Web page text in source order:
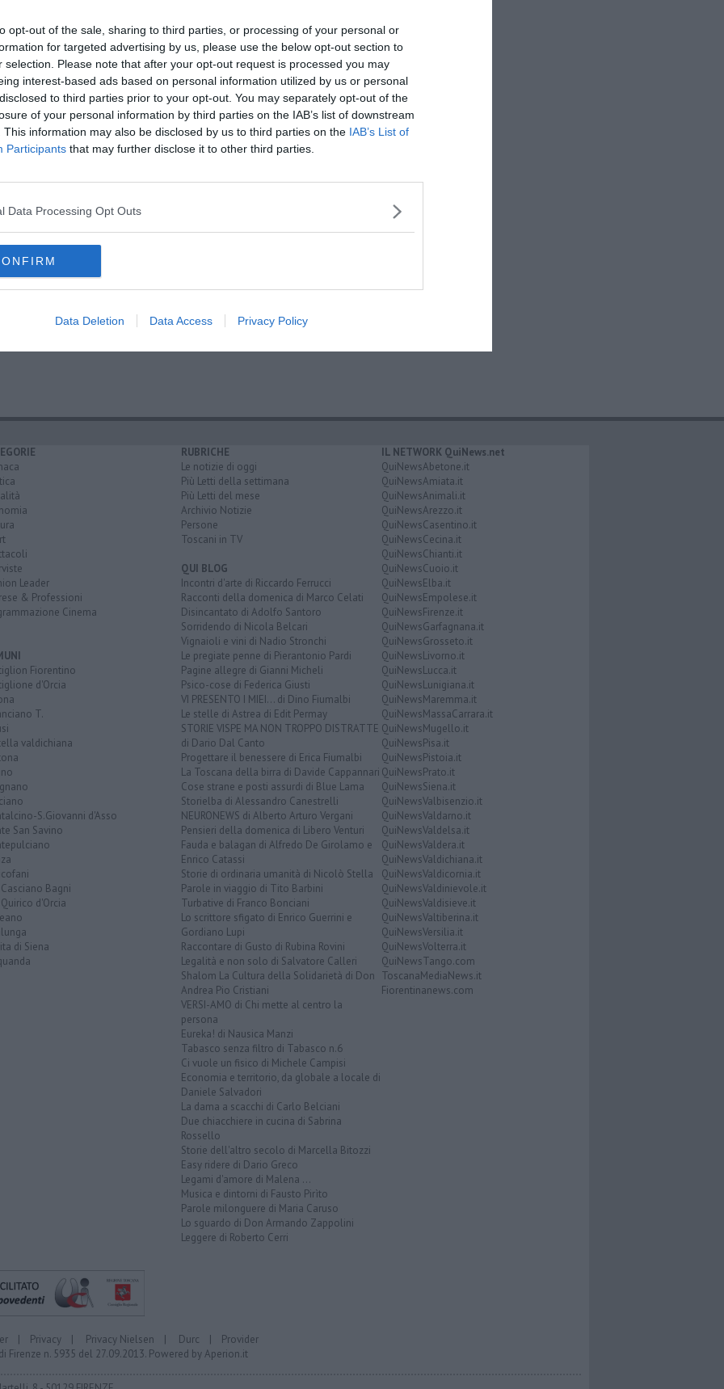
opt-out of the sale, sharing to third parties, or processing of your personal or
for targeted advertising by us, please use the below opt-out section to
selection. Please note that after your opt-out request is processed you may
interest-based ads based on personal information utilized by us or personal
to third parties prior to your opt-out. You may separately opt-out of the
of your personal information by third parties on the IAB’s list of downstream
This information may also be disclosed by us to third parties on the IAB’s List of
Participants that may further disclose it to other third parties.
Data Processing Opt Outs
Data Deletion Data Access Privacy Policy
al seguente indirizzo web:
sito " concorsiletterari.net
", il link:
storm-festival
iscriviti allaNewsletter QUInews - ToscanaMedia.
nella tua casella di posta.
2032
Leader
& Professioni
Cinema
Fiorentino
d'Orcia
T.
valdichiana
S.Giovanni d'Asso
San Savino
Bagni
d'Orcia
di Siena
RUBRICHE
Le notizie di oggi
Più Letti della settimana
Più Letti del mese
Archivio Notizie
Persone
Toscani in TV
QUI BLOG
Incontri d'arte di Riccardo Ferrucci
Racconti della domenica di Marco Celati
Disincantato di Adolfo Santoro
Sorridendo di Nicola Belcari
Vignaioli e vini di Nadio Stronchi
Le pregiate penne di Pierantonio Pardi
Pagine allegre di Gianni Micheli
Psico-cose di Federica Giusti
VI PRESENTO I MIEI... di Dino Fiumalbi
Le stelle di Astrea di Edit Permay
STORIE VISPE MA NON TROPPO DISTRATTE
di Dario Dal Canto
Progettare il benessere di Erica Fiumalbi
La Toscana della birra di Davide Cappannari
Cose strane e posti assurdi di Blue Lama
Storielba di Alessandro Canestrelli
NEURONEWS di Alberto Arturo Vergani
Pensieri della domenica di Libero Venturi
Fauda e balagan di Alfredo De Girolamo e
Enrico Catassi
Storie di ordinaria umanità di Nicolò Stella
Parole in viaggio di Tito Barbini
Turbative di Franco Bonciani
Lo scrittore sfigato di Enrico Guerrini e
Gordiano Lupi
Raccontare di Gusto di Rubina Rovini
Legalità e non solo di Salvatore Calleri
Shalom La Cultura della Solidarietà di Don
Andrea Pio Cristiani
VERSI-AMO di Chi mette al centro la
persona
Eureka! di Nausica Manzi
Tabasco senza filtro di Tabasco n.6
Ci vuole un fisico di Michele Campisi
Economia e territorio, da globale a locale di
Daniele Salvadori
La dama a scacchi di Carlo Belciani
Due chiacchiere in cucina di Sabrina
Rossello
Storie dell'altro secolo di Marcella Bitozzi
Easy ridere di Dario Greco
Legami d'amore di Malena ...
Musica e dintorni di Fausto Pirìto
Parole milonguere di Maria Caruso
Lo sguardo di Don Armando Zappolini
Leggere di Roberto Cerri
IL NETWORK QuiNews.net
QuiNewsAbetone.it
QuiNewsAmiata.it
QuiNewsAnimali.it
QuiNewsArezzo.it
QuiNewsCasentino.it
QuiNewsCecina.it
QuiNewsChianti.it
QuiNewsCuoio.it
QuiNewsElba.it
QuiNewsEmpolese.it
QuiNewsFirenze.it
QuiNewsGarfagnana.it
QuiNewsGrosseto.it
QuiNewsLivorno.it
QuiNewsLucca.it
QuiNewsLunigiana.it
QuiNewsMaremma.it
QuiNewsMassaCarrara.it
QuiNewsMugello.it
QuiNewsPisa.it
QuiNewsPistoia.it
QuiNewsPrato.it
QuiNewsSiena.it
QuiNewsValbisenzio.it
QuiNewsValdarno.it
QuiNewsValdelsa.it
QuiNewsValdera.it
QuiNewsValdichiana.it
QuiNewsValdicornia.it
QuiNewsValdinievole.it
QuiNewsValdisieve.it
QuiNewsValtiberina.it
QuiNewsVersilia.it
QuiNewsVolterra.it
QuiNewsTango.com
ToscanaMediaNews.it
Fiorentinanews.com
| Privacy | Privacy Nielsen | Durc | Provider
n. 5935 del 27.09.2013. Powered byAperion.it